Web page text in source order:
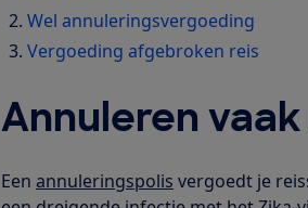
Wel annuleringsvergoeding
Vergoeding afgebroken reis
Annuleren
Een annuleringspolis vergoedt je